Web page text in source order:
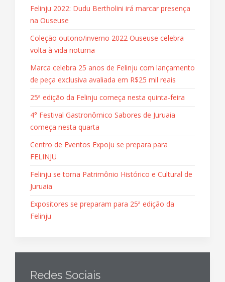
Felinju 2022: Dudu Bertholini irá marcar presença
na Ouseuse
Coleção outono/inverno 2022 Ouseuse celebra
volta à vida noturna
Marca celebra 25 anos de Felinju com lançamento
de peça exclusiva avaliada em R$25 mil reais
25ª edição da Felinju começa nesta quinta-feira
4° Festival Gastronômico Sabores de Juruaia
começa nesta quarta
Centro de Eventos Expoju se prepara para
FELINJU
Felinju se torna Patrimônio Histórico e Cultural de
Juruaia
Expositores se preparam para 25ª edição da
Felinju
Redes Sociais